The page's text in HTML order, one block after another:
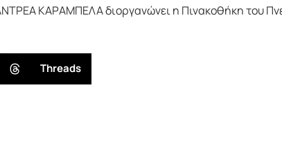
ΚΑΡΑΜΠΕΛΑ διοργανώνει η Πινακοθήκη του
Threads